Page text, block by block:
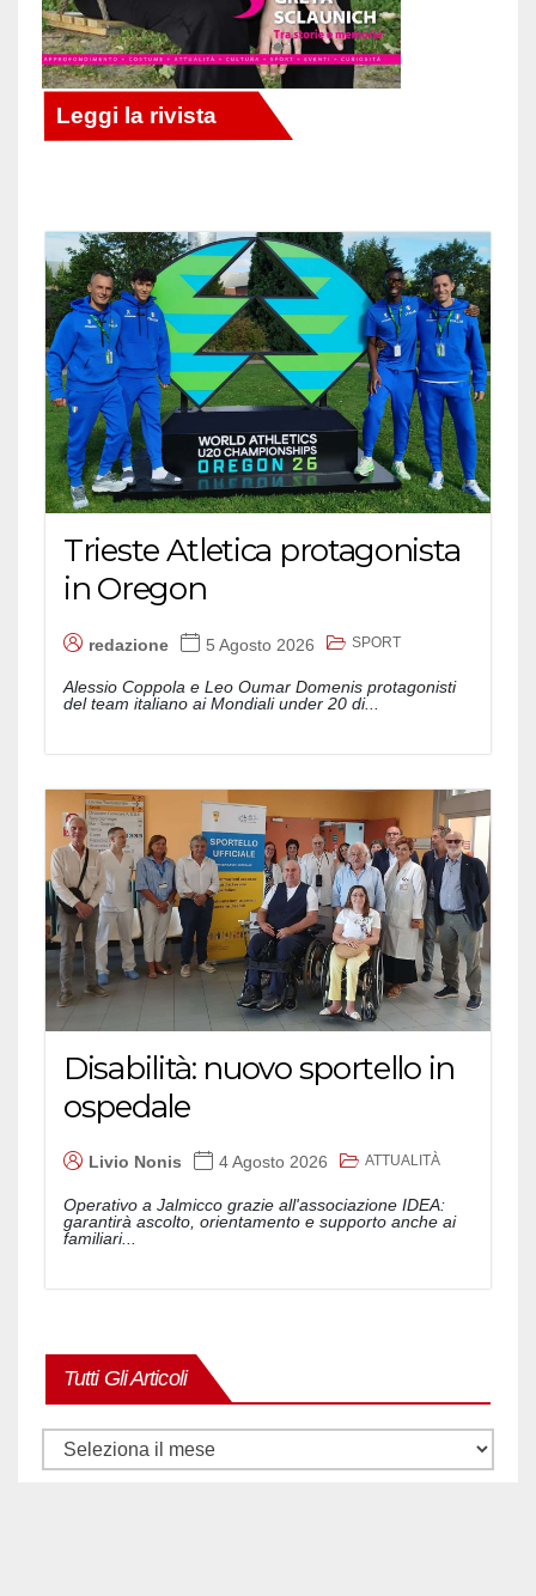
Trieste Atletica protagonista
in Oregon
redazione 5 Agosto 2026 SPORT
Alessio Coppola e Leo Oumar Domenis protagonisti
del team italiano ai Mondiali under 20 di...
Disabilità: nuovo sportello in
ospedale
Livio Nonis 4 Agosto 2026 ATTUALITÀ
Operativo a Jalmicco grazie all'associazione IDEA:
garantirà ascolto, orientamento e supporto anche ai
familiari...
Tutti Gli Articoli
Tutti